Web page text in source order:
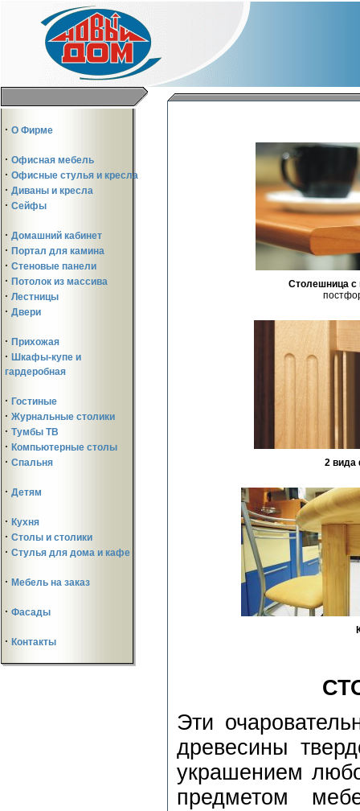
· О Фирме
· Офисная мебель
· Офисные стулья и кресла
· Диваны и кресла
· Сейфы
· Домашний кабинет
· Портал для камина
· Стеновые панели
· Потолок из массива
· Лестницы
· Двери
· Прихожая
· Шкафы-купе и
гардеробная
· Гостиные
· Журнальные столики
· Тумбы ТВ
· Компьютерные столы
· Спальня
· Детям
· Кухня
· Столы и столики
· Стулья для дома и кафе
· Мебель на заказ
· Фасады
· Контакты
Столешница с
2 вида
Эти
древесины
украшением
предметом